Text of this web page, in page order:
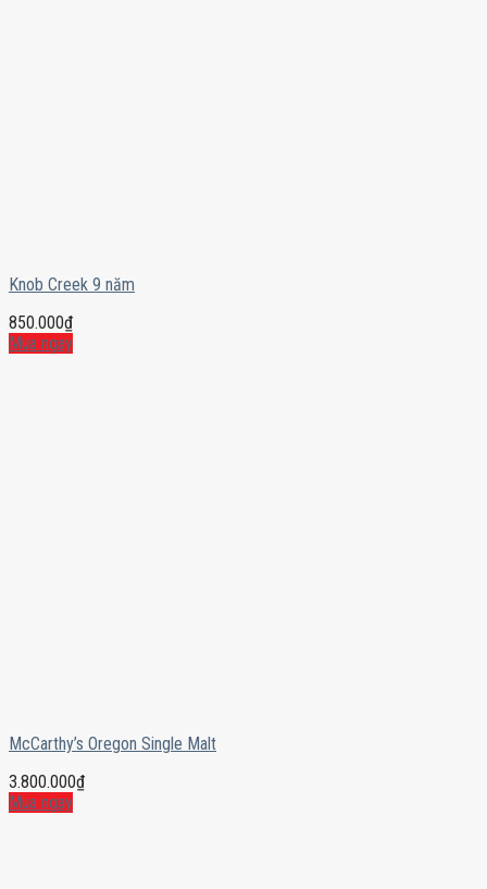
Knob Creek 9 năm
850.000₫
Mua ngay
McCarthy’s Oregon Single Malt
3.800.000₫
Mua ngay